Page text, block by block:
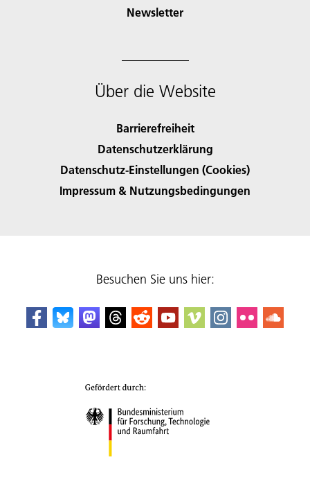
Newsletter
Über die Website
Barrierefreiheit
Datenschutzerklärung
Datenschutz-Einstellungen (Cookies)
Impressum & Nutzungsbedingungen
Besuchen Sie uns hier: